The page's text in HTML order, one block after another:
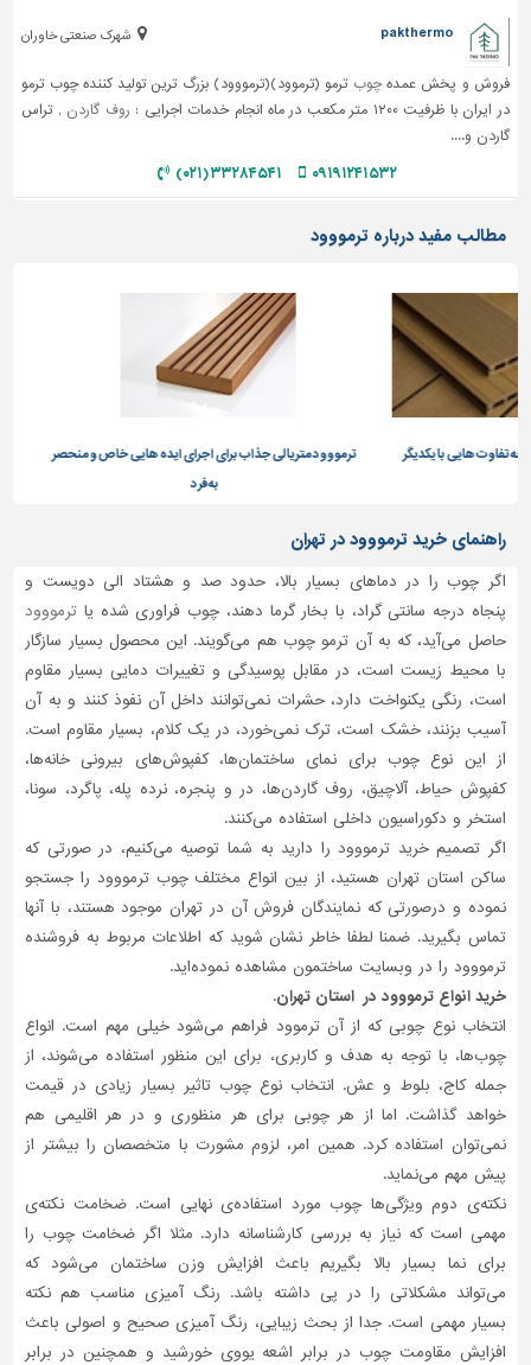
شهرک صنعتی خاوران pakthermo
فروش و پخش عمدهچوب ترمو (ترموود)(ترمووود) بزرگ ترین تولید کننده چوب ترمو
در ایران با ظرفیت ۱۲۰۰ متر مکعب در ماه انجام خدمات اجرایی :
روف گاردن , تراس
گاردن و....
۰۹۱۹۱۲۴۱۵۳۲ ۳۳۲۸۴۵۴۱ (۰۲۱)
مطالب مفید درباره ترمووود
با یکدیگر
ترمووود متریالی جذاب برای اجرای ایده هایی خاص و منحصر
راهنمای خرید ترمووود در تهران
اگر چوب را در دماهای بسیار بالا، حدود صد و هشتاد الی دویست و
پنجاه درجه سانتی گراد، با بخار گرما دهند، چوب فراوری شده یا ترمووود
حاصل می‌آید، که به آن ترمو چوب هم می‌گویند. این محصول بسیار سازگار
با محیط زیست است، در مقابل پوسیدگی و تغییرات دمایی بسیار مقاوم
است، رنگی یکنواخت دارد، حشرات نمی‌توانند داخل آن نفوذ کنند و به آن
آسیب بزنند، خشک است، ترک نمی‌خورد، در یک کلام، بسیار مقاوم است.
از این نوع چوب برای نمای ساختمان‌ها، کفپوش‌های بیرونی خانه‌ها،
کفپوش حیاط، آلاچیق، روف گاردن‌ها، در و پنجره، نرده پله، پاگرد، سونا،
استخر و دکوراسیون داخلی استفاده می‌کنند.
اگر تصمیم خرید ترمووود را دارید به شما توصیه می‌کنیم، در صورتی که
ساکن استان تهران هستید، از بین انواع مختلف چوب ترمووود را جستجو
نموده و درصورتی‌ که نمایندگان فروش آن در تهران موجود هستند، با آنها
تماس بگیرید. ضمنا لطفا خاطر نشان شوید که اطلاعات مربوط به فروشنده
ترمووود را در وبسایت ساختمون مشاهده نموده‌اید.
خرید انواع ترمووود در استان تهران.
انتخاب نوع چوبی که از آن ترموود فراهم می‌شود خیلی مهم است. انواع
چو‌ب‌ها، با توجه به هدف و کاربری، برای این منظور استفاده می‌شوند، از
جمله کاج، بلوط و عش. انتخاب نوع چوب تاثیر بسیار زیادی در قیمت
خواهد گذاشت. اما از هر چوبی برای هر منظوری و در هر اقلیمی هم
نمی‌توان استفاده کرد. همین امر، لزوم مشورت با متخصصان را بیشتر از
پیش مهم می‌نماید.
نکته‌ی دوم ویژگی‌ها چوب مورد استفاده‌ی نهایی است. ضخامت نکته‌ی
مهمی است که نیاز به بررسی کارشناسانه دارد. مثلا اگر ضخامت چوب را
برای نما بسیار بالا بگیریم باعث افزایش وزن ساختمان می‌شود که
می‌تواند مشکلاتی را در پی داشته باشد. رنگ آمیزی مناسب هم نکته
بسیار مهمی است. جدا از بحث زیبایی، رنگ آمیزی صحیح و اصولی باعث
افزایش مقاومت چوب در برابر اشعه یووی خورشید و همچنین در برابر